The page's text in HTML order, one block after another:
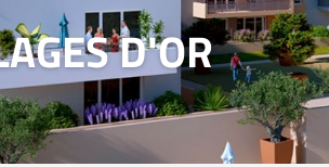
D'OR